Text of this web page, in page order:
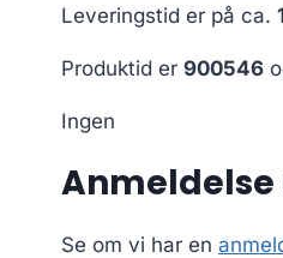
Leveringstid er på ca.
Produktid er 900546
Ingen
Anmeldelse
Se om vi har en